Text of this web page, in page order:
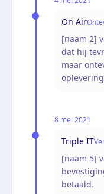
On Air
[naam 2]
dat hij
maar
8 mei 2021
Triple IT
[naam 5]
betaald.